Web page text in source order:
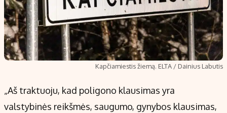
Kapčiamiestis žiemą. ELTA / Dainius Labutis
„Aš traktuoju, kad poligono klausimas yra
valstybinės reikšmės, saugumo, gynybos klausimas,